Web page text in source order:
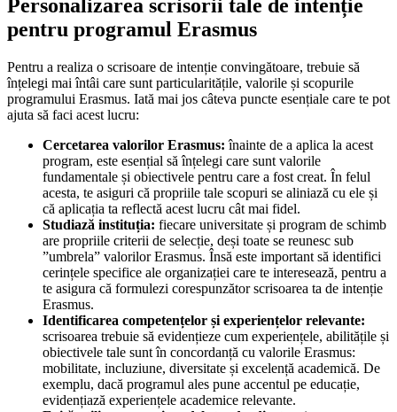
Personalizarea scrisorii tale de intenție
pentru programul Erasmus
Pentru a realiza o scrisoare de intenție convingătoare, trebuie să
înțelegi mai întâi care sunt particularitățile, valorile și scopurile
programului Erasmus. Iată mai jos câteva puncte esențiale care te pot
ajuta să faci acest lucru:
Cercetarea valorilor Erasmus: înainte de a aplica la acest
program, este esențial să înțelegi care sunt valorile
fundamentale și obiectivele pentru care a fost creat. În felul
acesta, te asiguri că propriile tale scopuri se aliniază cu ele și
că aplicația ta reflectă acest lucru cât mai fidel.
Studiază instituția: fiecare universitate și program de schimb
are propriile criterii de selecție, deși toate se reunesc sub
”umbrela” valorilor Erasmus. Însă este important să identifici
cerințele specifice ale organizației care te interesează, pentru a
te asigura că formulezi corespunzător scrisoarea ta de intenție
Erasmus.
Identificarea competențelor și experiențelor relevante:
scrisoarea trebuie să evidențieze cum experiențele, abilitățile și
obiectivele tale sunt în concordanță cu valorile Erasmus:
mobilitate, incluziune, diversitate și excelență academică. De
exemplu, dacă programul ales pune accentul pe educație,
evidențiază experiențele academice relevante.